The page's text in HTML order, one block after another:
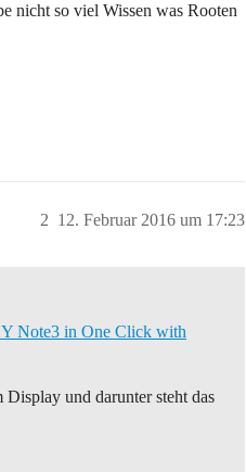
nicht so viel Wissen was Rooten
12. Februar 2016 um 17:23
2
Note3 in One Click with
und darunter steht das